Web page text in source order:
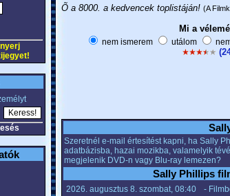
Õ a 8000. a kedvencek toplistáján! (A
Mi a
nem ismerem utálom
Szeretnél e-mail értesítést kapni, ha Sally
adatbázisba, hazai mozikba, valamelyik
megjelenik DVD-n vagy Blu-ray lemezen?
Sally Phillips
2026. augusztus 8. szombat, 08:40 -